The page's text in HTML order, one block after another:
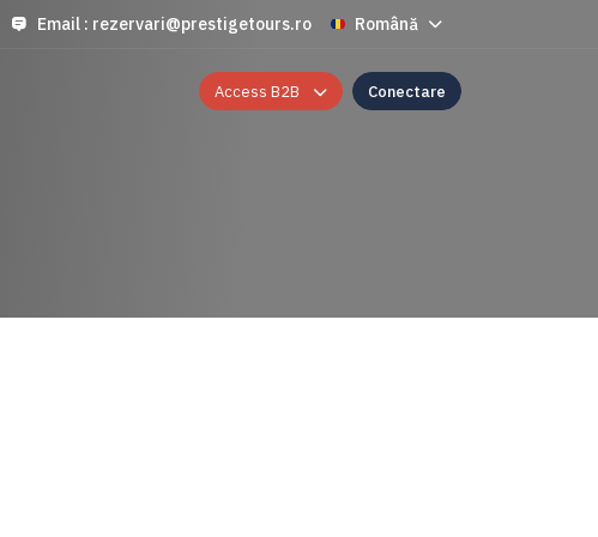
Email : rezervari@prestigetours.ro Română
Access B2B Conectare